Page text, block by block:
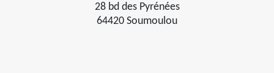
28 bd des Pyrénées
64420 Soumoulou